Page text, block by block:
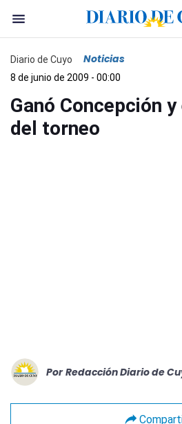
Diario de Cuyo Noticias
8 de junio de 2009 - 00:00
Ganó Concepción
del torneo
Por Redacción Diario de